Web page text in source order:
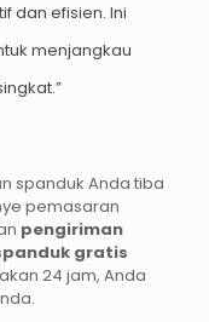
dan efisien. Ini
menjangkau
spanduk Anda tiba
pemasaran
pengiriman
gratis
24 jam, Anda